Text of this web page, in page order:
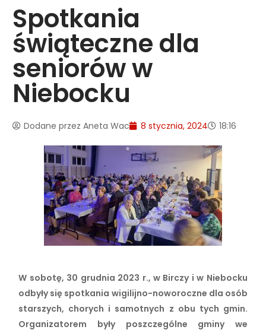
Spotkania
świąteczne dla
seniorów w
Niebocku
Dodane przez Aneta Wac 8 stycznia, 2024 18:16
W sobotę, 30 grudnia 2023 r., w Birczy i w Niebocku
odbyły się spotkania wigilijno-noworoczne dla osób
starszych, chorych i samotnych z obu tych gmin.
Organizatorem były poszczególne gminy we